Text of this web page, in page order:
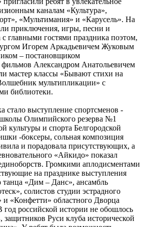
каналам «Культура»,
«Мультимания» и «Карусель». На
приключения, игры, песни и
с главными гостями праздника поэтом,
Игорем Аркадьевичем Жуковым
– постановщиком
Александром Анатольевичем
мастер классы «Бывают стихи на
мультипликации» с
библиотеки.
стало выступление спортсменов -
Олимпийского резерва №1
культуры и спорта Белгородской
-боксеры, сольная композиция
и порадовала присутствующих, а
«Айкидо» показал
Громкими аплодисментами
на празднике выступления
танца «Дим – Данс», ансамбль
солистов студии эстрадного
и «Конфетти» областного Дворца
год российской истории не обошлось
защитников Руси клуба исторической